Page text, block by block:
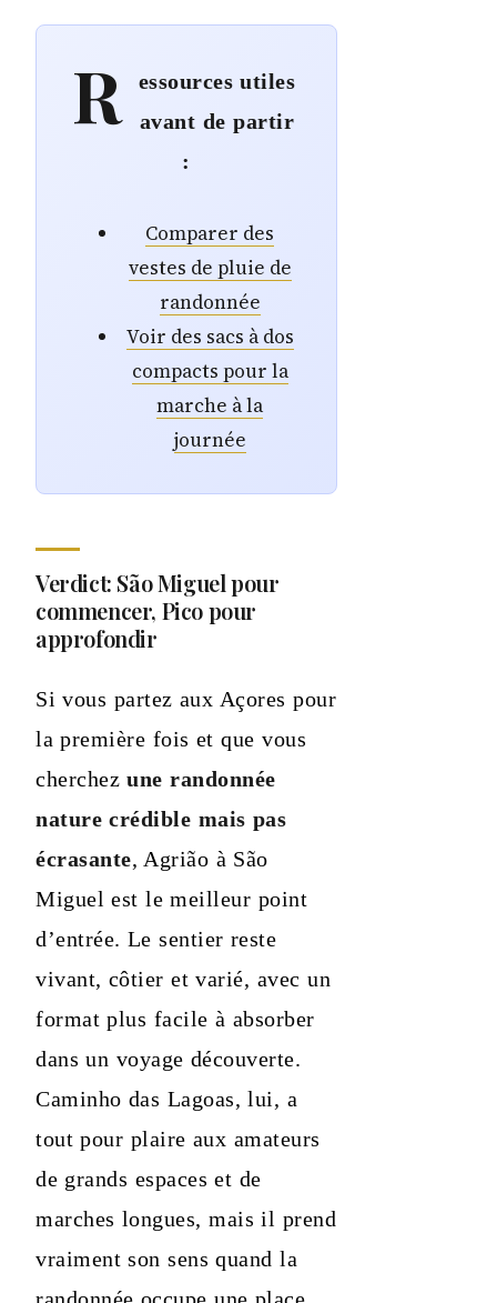
R
essources utiles
avant de partir
:
Comparer des
vestes de pluie de
randonnée
Voir des sacs à dos
compacts pour la
marche à la
journée
Verdict: São Miguel pour
commencer, Pico pour
approfondir
Si vous partez aux Açores pour
la première fois et que vous
cherchezune randonnée
nature crédible mais pas
écrasante, Agrião à São
Miguel est le meilleur point
d’entrée. Le sentier reste
vivant, côtier et varié, avec un
format plus facile à absorber
dans un voyage découverte.
Caminho das Lagoas, lui, a
tout pour plaire aux amateurs
de grands espaces et de
marches longues, mais il prend
vraiment son sens quand la